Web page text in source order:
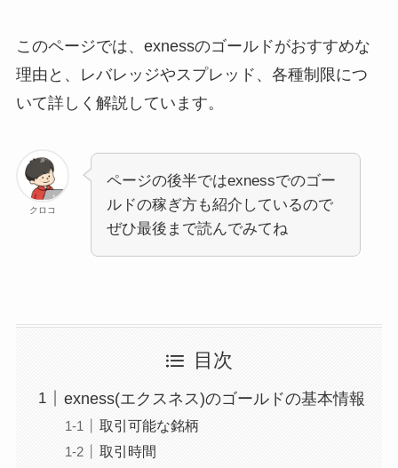
このページでは、exnessのゴールドがおすすめな
理由と、レバレッジやスプレッド、各種制限につ
いて詳しく解説しています。
クロコ
ページの後半ではexnessでのゴー
ルドの稼ぎ方も紹介しているので
ぜひ最後まで読んでみてね
目次
exness(エクスネス)のゴールドの基本情報
取引可能な銘柄
取引時間